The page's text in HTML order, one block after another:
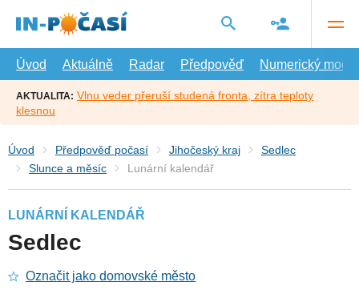
hlavní
Úvod
Aktuálně Radar Předpověď Numerický model
AKTUALITA: Vlnu veder přeruší studená fronta, zítra teploty
klesnou
Úvod Předpověď počasí Jihočeský kraj
Sedlec
Slunce a měsíc
Lunární kalendář
LUNÁRNÍ KALENDÁŘ
Sedlec
Označit jako domovské město